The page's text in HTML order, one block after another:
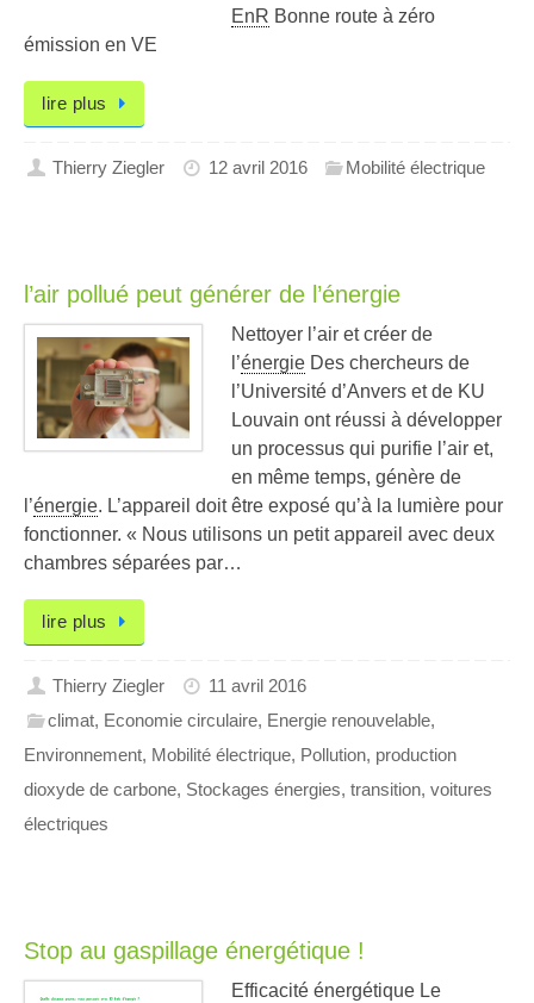
EnR Bonne route à zéro
émission en VE
lire plus
Thierry Ziegler 12 avril 2016 Mobilité électrique
l’air pollué peut générer de l’énergie
Nettoyer l’air et créer de
l’énergie Des chercheurs de
l’Université d’Anvers et de KU
Louvain ont réussi à développer
un processus qui purifie l’air et,
en même temps, génère de
l’énergie. L’appareil doit être exposé qu’à la lumière pour
fonctionner. « Nous utilisons un petit appareil avec deux
chambres séparées par…
lire plus
Thierry Ziegler
11 avril 2016
climat, Economie circulaire, Energie renouvelable,
Environnement, Mobilité électrique, Pollution, production
dioxyde de carbone, Stockages énergies, transition, voitures
électriques
Stop au gaspillage énergétique !
Efficacité énergétique Le